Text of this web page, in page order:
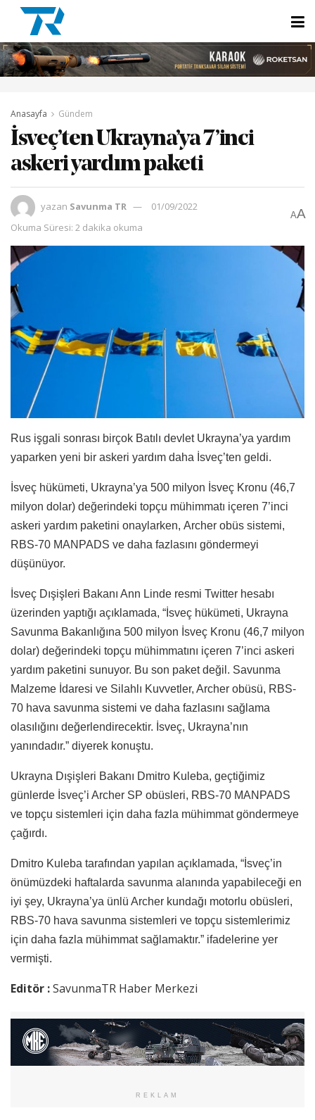
Anasayfa Gündem
İsveç’ten Ukrayna’ya 7’inci
askeri yardım paketi
yazan Savunma TR
01/09/2022
Okuma Süresi: 2 dakika okuma
AA
Rus işgali sonrası birçok Batılı devlet Ukrayna’ya yardım
yaparken yeni bir askeri yardım daha İsveç’ten geldi.
İsveç hükümeti, Ukrayna’ya 500 milyon İsveç Kronu (46,7
milyon dolar) değerindeki topçu mühimmatı içeren 7’inci
askeri yardım paketini onaylarken, Archer obüs sistemi,
RBS-70 MANPADS ve daha fazlasını göndermeyi
düşünüyor.
İsveç Dışişleri Bakanı Ann Linde resmi Twitter hesabı
üzerinden yaptığı açıklamada, “İsveç hükümeti, Ukrayna
Savunma Bakanlığına 500 milyon İsveç Kronu (46,7 milyon
dolar) değerindeki topçu mühimmatını içeren 7’inci askeri
yardım paketini sunuyor. Bu son paket değil. Savunma
Malzeme İdaresi ve Silahlı Kuvvetler, Archer obüsü, RBS-
70 hava savunma sistemi ve daha fazlasını sağlama
olasılığını değerlendirecektir. İsveç, Ukrayna’nın
yanındadır.” diyerek konuştu.
Ukrayna Dışişleri Bakanı Dmitro Kuleba, geçtiğimiz
günlerde İsveç’i Archer SP obüsleri, RBS-70 MANPADS
ve topçu sistemleri için daha fazla mühimmat göndermeye
çağırdı.
Dmitro Kuleba tarafından yapılan açıklamada, “İsveç’in
önümüzdeki haftalarda savunma alanında yapabileceği en
iyi şey, Ukrayna’ya ünlü Archer kundağı motorlu obüsleri,
RBS-70 hava savunma sistemleri ve topçu sistemlerimiz
için daha fazla mühimmat sağlamaktır.” ifadelerine yer
vermişti.
Editör :SavunmaTR Haber Merkezi
REKLAM